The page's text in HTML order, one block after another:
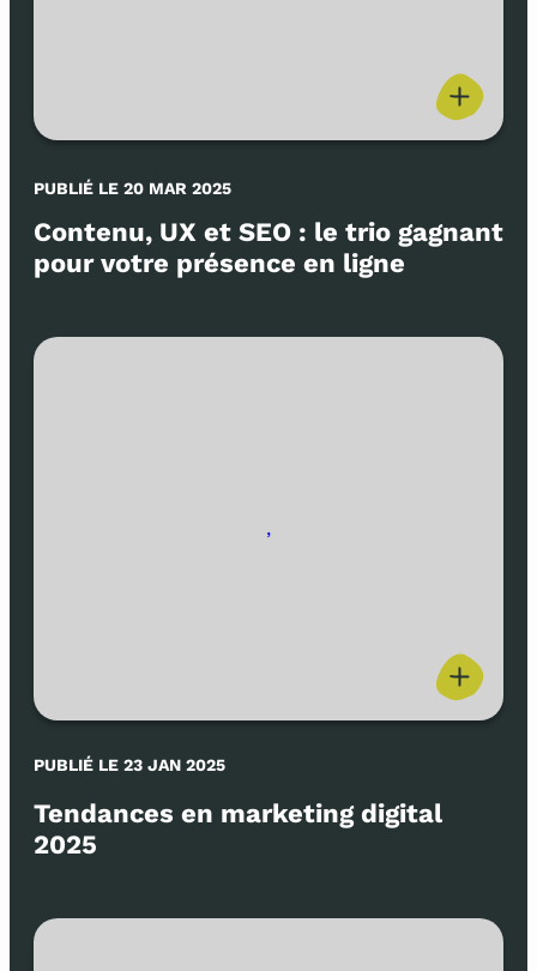
PUBLIÉ LE 20 MAR 2025
Contenu, UX et SEO : le trio gagnant
pour votre présence en ligne
,
PUBLIÉ LE 23 JAN 2025
Tendances en marketing digital
2025